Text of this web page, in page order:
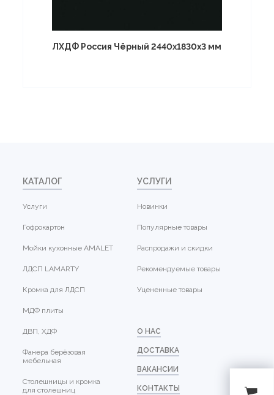
ЛХДФ Россия Чёрный 2440х1830х3 мм
КАТАЛОГ
Услуги
Гофрокартон
Мойки кухонные AMALET
ЛДСП LAMARTY
Кромка для ЛДСП
МДФ плиты
ДВП, ХДФ
Фанера берёзовая
мебельная
Столешницы и кромка
для столешниц
УСЛУГИ
Новинки
Популярные товары
Распродажи и скидки
Рекомендуемые товары
Уцененные товары
О НАС
ДОСТАВКА
ВАКАНСИИ
КОНТАКТЫ